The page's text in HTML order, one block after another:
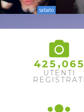
sabato
425 ,065
UTENTI
REGISTRATI